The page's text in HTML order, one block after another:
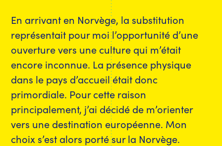
En arrivant en Norvège, la substitution
représentait pour moi l’opportunité d’une
ouverture vers une culture qui m’était
encore inconnue. La présence physique
dans le pays d’accueil était donc
primordiale. Pour cette raison
principalement, j’ai décidé de m’orienter
vers une destination européenne. Mon
choix s’est alors porté sur la Norvège.